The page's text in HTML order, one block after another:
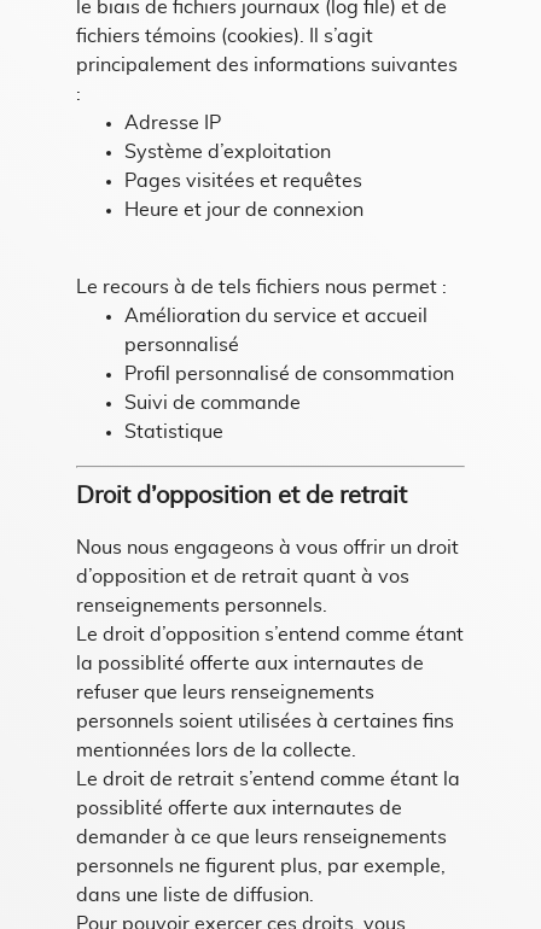
le biais de fichiers journaux (log file) et de
fichiers témoins (cookies). Il s’agit
principalement des informations suivantes
:
Adresse IP
Système d’exploitation
Pages visitées et requêtes
Heure et jour de connexion
Le recours à de tels fichiers nous permet :
Amélioration du service et accueil
personnalisé
Profil personnalisé de consommation
Suivi de commande
Statistique
Droit d’opposition et de retrait
Nous nous engageons à vous offrir un droit
d’opposition et de retrait quant à vos
renseignements personnels.
Le droit d’opposition s’entend comme étant
la possiblité offerte aux internautes de
refuser que leurs renseignements
personnels soient utilisées à certaines fins
mentionnées lors de la collecte.
Le droit de retrait s’entend comme étant la
possiblité offerte aux internautes de
demander à ce que leurs renseignements
personnels ne figurent plus, par exemple,
dans une liste de diffusion.
Pour pouvoir exercer ces droits, vous